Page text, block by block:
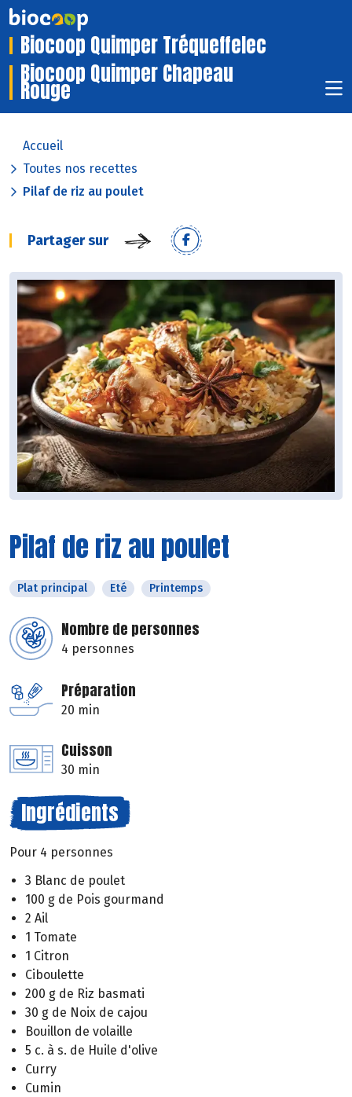
Biocoop Quimper Tréqueffelec
Biocoop Quimper Chapeau
Rouge
Accueil
Toutes nos recettes
Pilaf de riz au poulet
Partager sur
Pilaf de riz au poulet
Plat principal Eté Printemps
Nombre de personnes
4 personnes
Préparation
20 min
Cuisson
30 min
Ingrédients
Pour 4 personnes
3 Blanc de poulet
100 g de Pois gourmand
2 Ail
1 Tomate
1 Citron
Ciboulette
200 g de Riz basmati
30 g de Noix de cajou
Bouillon de volaille
5 c. à s. de Huile d'olive
Curry
Cumin